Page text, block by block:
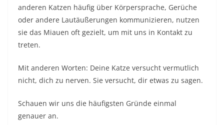
anderen Katzen häufig über Körpersprache, Gerüche
oder andere Lautäußerungen kommunizieren, nutzen
sie das Miauen oft gezielt, um mit uns in Kontakt zu
treten.
Mit anderen Worten: Deine Katze versucht vermutlich
nicht, dich zu nerven. Sie versucht, dir etwas zu sagen.
Schauen wir uns die häufigsten Gründe einmal
genauer an.